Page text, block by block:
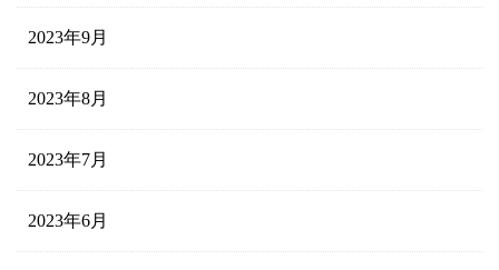
2023年9月
2023年8月
2023年7月
2023年6月